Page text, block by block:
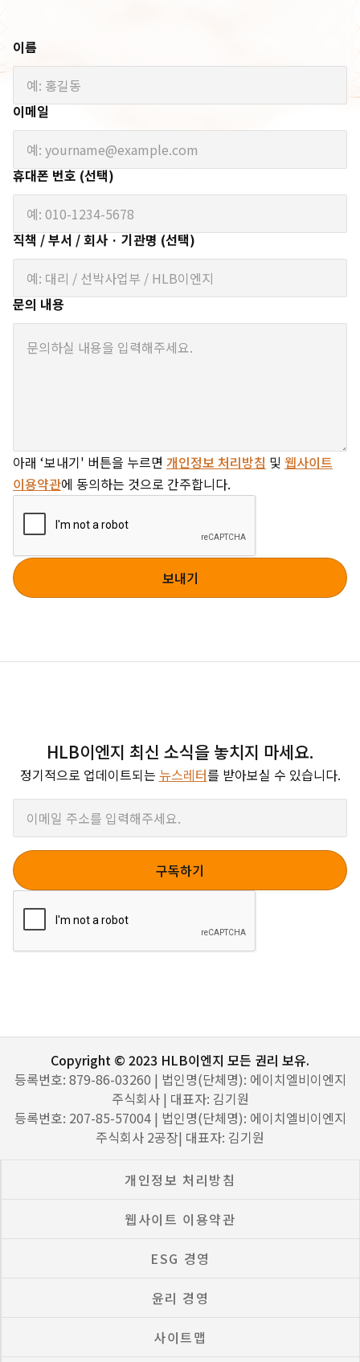
이름
이메일
휴대폰 번호 (선택)
직책 / 부서 / 회사 · 기관명 (선택)
문의 내용
아래 ‘보내기' 버튼을 누르면 개인정보 처리방침 및 웹사이트
이용약관에 동의하는 것으로 간주합니다.
HLB이엔지 최신 소식을 놓치지 마세요.
정기적으로 업데이트되는 뉴스레터를 받아보실 수 있습니다.
Copyright © 2023 HLB이엔지 모든 권리 보유.
등록번호: 879-86-03260 | 법인명(단체명): 에이치엘비이엔지
주식회사 | 대표자: 김기원
등록번호: 207-85-57004 | 법인명(단체명): 에이치엘비이엔지
주식회사 2공장| 대표자: 김기원
개인정보 처리방침
웹사이트 이용약관
ESG 경영
윤리 경영
사이트맵